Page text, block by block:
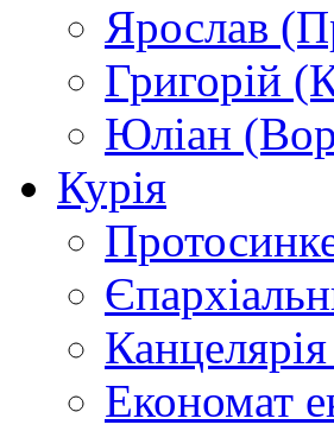
Ярослав
Григорій
Юліан
Курія
Канцелярія
Економат